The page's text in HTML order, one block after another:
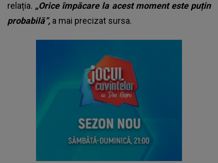
relația. „Orice împăcare la acest moment este puțin
probabilă”, a mai precizat sursa.